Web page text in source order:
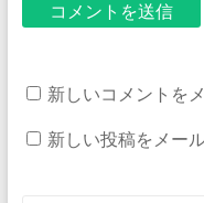
新しいコメントを
新しい投稿をメー